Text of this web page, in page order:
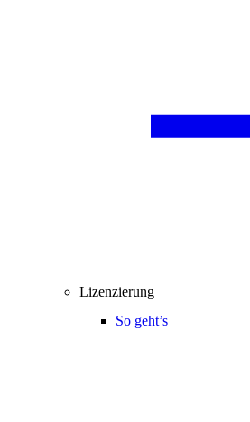
Lizenzierung
So geht’s